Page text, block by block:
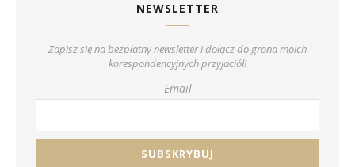
NEWSLETTER
Zapisz się na bezpłatny newsletter i dołącz do grona moich
korespondencyjnych przyjaciół!
Email